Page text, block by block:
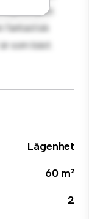
fantastisk
som bäst.
Lägenhet
60 m²
2